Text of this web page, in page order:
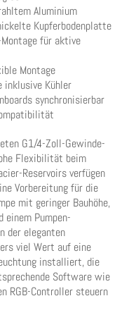
Aluminium
Kupferbodenplatte
für aktive
Montage
inklusive Kühler
synchronisierbar
G1/4-Zoll-Gewinde-
Flexibilität beim
Reservoirs verfügen
Vorbereitung für die
mit geringer Bauhöhe,
einem Pumpen-
der eleganten
viel Wert auf eine
installiert, die
Software wie
RGB-Controller steuern